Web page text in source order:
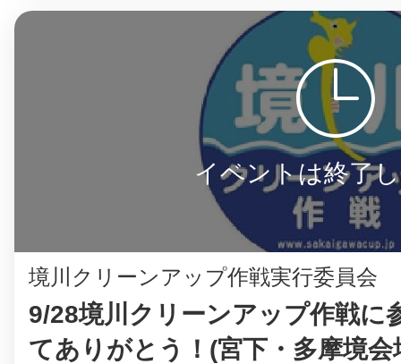
イベントは終了
境川クリーンアップ作戦実行委員会
9/28境川クリーンアップ作戦に
てありがとう！(宮下・多摩境会